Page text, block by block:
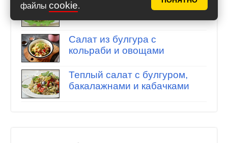
файлы cookie.
Турецкий салат «Кысыр»
Салат из булгура с
кольраби и овощами
Теплый салат с булгуром,
бакалажнами и кабачками